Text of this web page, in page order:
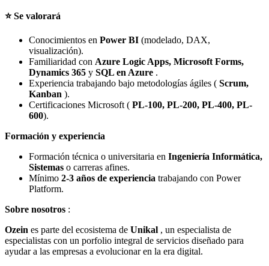
⭐ Se valorará
Conocimientos en Power BI (modelado, DAX,
visualización).
Familiaridad con Azure Logic Apps, Microsoft Forms,
Dynamics 365 y SQL en Azure .
Experiencia trabajando bajo metodologías ágiles ( Scrum,
Kanban ).
Certificaciones Microsoft ( PL-100, PL-200, PL-400, PL-
600).
Formación y experiencia
Formación técnica o universitaria en Ingeniería Informática,
Sistemas o carreras afines.
Mínimo 2-3 años de experiencia trabajando con Power
Platform.
Sobre nosotros :
Ozein es parte del ecosistema de Unikal , un especialista de
especialistas con un porfolio integral de servicios diseñado para
ayudar a las empresas a evolucionar en la era digital.